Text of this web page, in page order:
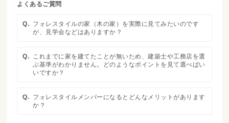
よくあるご質問
Q. フォレスタイルの家（木の家）を実際に見てみたいのです
が、見学会などはありますか？
Q. これまでに家を建てたことが無いため、建築士や工務店を選
ぶ基準がわかりません。どのようなポイントを見て選べばい
いですか？
Q. フォレスタイルメンバーになるとどんなメリットがあります
か？